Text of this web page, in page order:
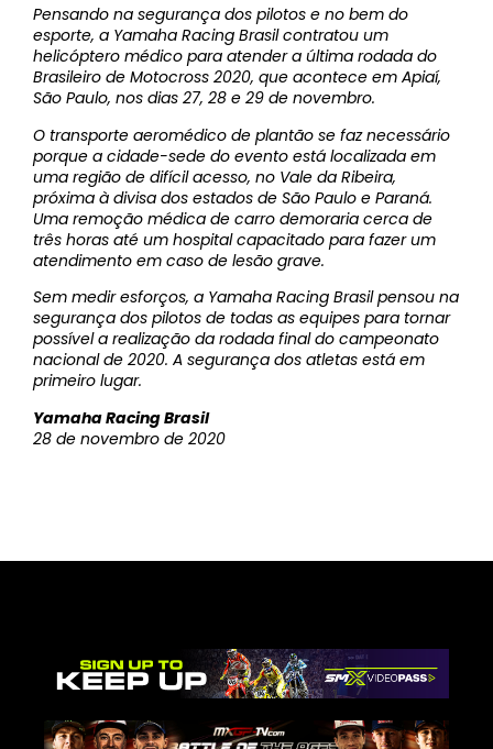
Pensando na segurança dos pilotos e no bem do
esporte, a Yamaha Racing Brasil contratou um
helicóptero médico para atender a última rodada do
Brasileiro de Motocross 2020, que acontece em Apiaí,
São Paulo, nos dias 27, 28 e 29 de novembro.
O transporte aeromédico de plantão se faz necessário
porque a cidade-sede do evento está localizada em
uma região de difícil acesso, no Vale da Ribeira,
próxima à divisa dos estados de São Paulo e Paraná.
Uma remoção médica de carro demoraria cerca de
três horas até um hospital capacitado para fazer um
atendimento em caso de lesão grave.
Sem medir esforços, a Yamaha Racing Brasil pensou na
segurança dos pilotos de todas as equipes para tornar
possível a realização da rodada final do campeonato
nacional de 2020. A segurança dos atletas está em
primeiro lugar.
Yamaha Racing Brasil
28 de novembro de 2020